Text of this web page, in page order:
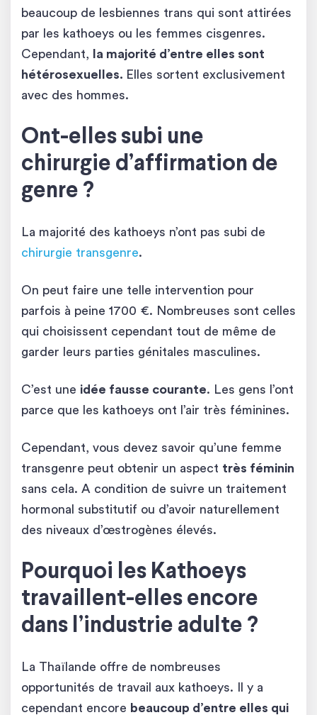
beaucoup de lesbiennes trans qui sont attirées
par les kathoeys ou les femmes cisgenres.
Cependant,
la majorité d’entre elles sont
hétérosexuelles. Elles sortent exclusivement
avec des hommes.
Ont-elles subi une
chirurgie d’affirmation de
genre ?
La majorité des kathoeys n’ont pas subi de
chirurgie transgenre.
On peut faire une telle intervention pour
parfois à peine 1700 €. Nombreuses sont celles
qui choisissent cependant tout de même de
garder leurs parties génitales masculines.
C’est une idée fausse courante. Les gens l’ont
parce que les kathoeys ont l’air très féminines.
Cependant, vous devez savoir qu’une femme
transgenre peut obtenir un aspect très féminin
sans cela. A condition de suivre un traitement
hormonal substitutif ou d’avoir naturellement
des niveaux d’œstrogènes élevés.
Pourquoi les Kathoeys
travaillent-elles encore
dans l’industrie adulte ?
La Thaïlande offre de nombreuses
opportunités de travail aux kathoeys. Il y a
cependant encore beaucoup d’entre elles qui